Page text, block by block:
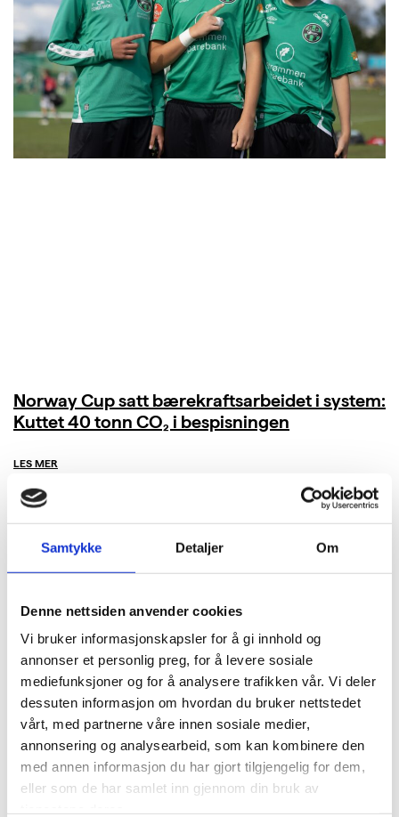
Samtykke Detaljer Om
Denne nettsiden anvender cookies
Vi bruker informasjonskapsler for å gi innhold og
annonser et personlig preg, for å levere sosiale
mediefunksjoner og for å analysere trafikken vår. Vi deler
dessuten informasjon om hvordan du bruker nettstedet
vårt, med partnerne våre innen sosiale medier,
annonsering og analysearbeid, som kan kombinere den
med annen informasjon du har gjort tilgjengelig for dem,
eller som de har samlet inn gjennom din bruk av
Norway Cup satt bærekraftsarbeidet i system:
Kuttet 40 tonn CO₂ i bespisningen
LES MER